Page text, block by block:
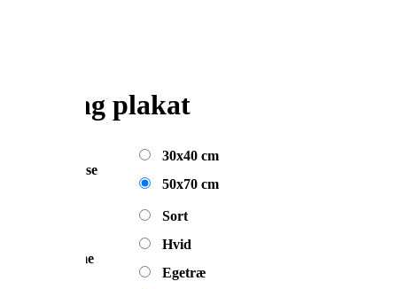
Kolding plakat
Størrelse
30x40 cm
50x70 cm
Ramme
Sort
Hvid
Egetræ